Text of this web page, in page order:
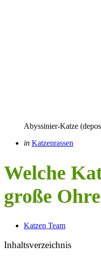
Abyssinier-Katze
Categories
Posted
in Katzenrassen
Welche
große
Posted
Katzen Team
Inhaltsverzeichnis